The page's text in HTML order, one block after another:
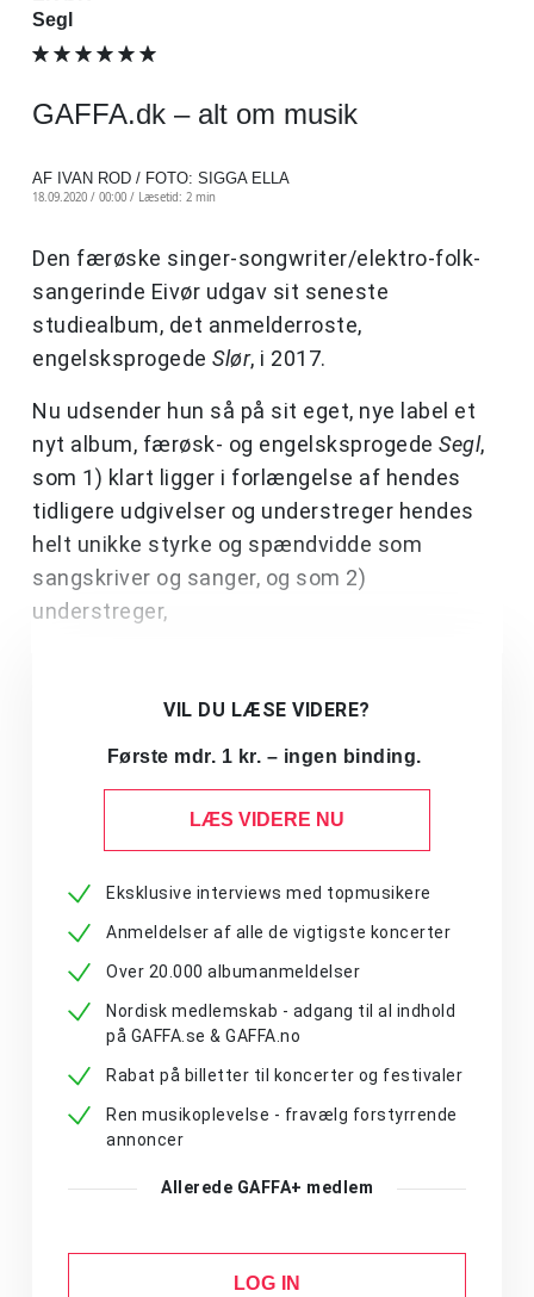
Segl
GAFFA.dk – alt om musik
AF IVAN ROD / FOTO: SIGGA ELLA
18.09.2020 / 00:00 / Læsetid: 2 min
Den færøske singer-songwriter/elektro-folk-
sangerinde Eivør udgav sit seneste
studiealbum, det anmelderroste,
engelsksprogede Slør, i 2017.
Nu udsender hun så på sit eget, nye label et
nyt album, færøsk- og engelsksprogede Segl,
som 1) klart ligger i forlængelse af hendes
tidligere udgivelser og understreger hendes
helt unikke styrke og spændvidde som
sangskriver og sanger, og som 2)
understreger,
VIL DU LÆSE VIDERE?
Første mdr. 1 kr. – ingen binding.
LÆS VIDERE NU
Eksklusive interviews med topmusikere
Anmeldelser af alle de vigtigste koncerter
Over 20.000 albumanmeldelser
Nordisk medlemskab - adgang til al indhold
på GAFFA.se & GAFFA.no
Rabat på billetter til koncerter og festivaler
Ren musikoplevelse - fravælg forstyrrende
annoncer
Allerede GAFFA+ medlem
LOG IN